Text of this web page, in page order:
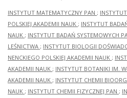
INSTYTUT MATEMATYCZNY PAN ;
POLSKIEJ AKADEMII NAUK ; INSTYTUT
NAUK ; INSTYTUT BADAŃ SYSTEMOWYCH
LEŚNICTWA ; INSTYTUT BIOLOGII
NENCKIEGO POLSKIEJ AKADEMII NAUK ;
AKADEMII NAUK ; INSTYTUT BOTANIKI IM.
AKADEMII NAUK ; INSTYTUT CHEMII
NAUK ; INSTYTUT CHEMII FIZYCZNEJ PAN ;